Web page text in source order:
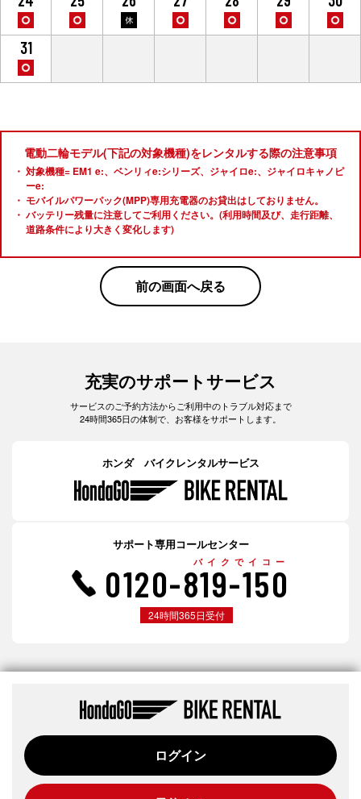
31
電動二輪モデル(下記の対象機種)をレンタルする際の注意事項
対象機種= EM1 e:、ベンリィe:シリーズ、ジャイロe:、ジャイロキャノピ
ーe:
モバイルパワーパック(MPP)専用充電器のお貸出はしておりません。
バッテリー残量に注意してご利用ください。(利用時間及び、走行距離、
道路条件により大きく変化します)
前の画面へ戻る
充実のサポートサービス
サービスのご予約方法からご利用中のトラブル対応まで
24時間365日の体制で、お客様をサポートします。
ホンダ バイクレンタルサービス
サポート専用コールセンター
バイクでイコー
0120-819-150
24時間365日受付
ログイン